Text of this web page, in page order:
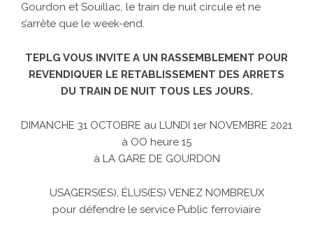
Gourdon et Souillac, le train de nuit circule et ne
s’arrête que le week-end.
TEPLG VOUS INVITE A UN RASSEMBLEMENT POUR
REVENDIQUER LE RETABLISSEMENT DES ARRETS
DU TRAIN DE NUIT TOUS LES JOURS.
DIMANCHE 31 OCTOBRE au LUNDI 1er NOVEMBRE 2021
à OO heure 15
à LA GARE DE GOURDON
USAGERS(ES), ÉLUS(ES) VENEZ NOMBREUX
pour défendre le service Public ferroviaire